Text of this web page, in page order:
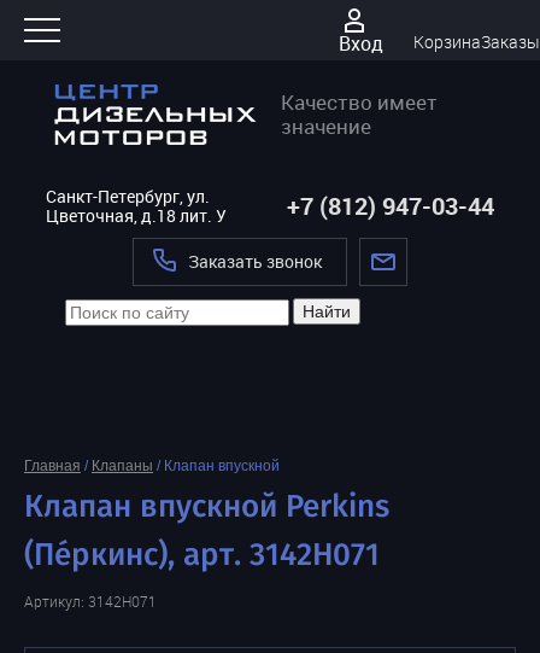
Вход КорзинаЗаказы
Качество имеет
значение
Санкт-Петербург, ул.
Цветочная, д.18 лит. У
+7 (812) 947-03-44
Заказать звонок
Найти
Главная / Клапаны / Клапан впускной
Клапан впускной Perkins
(Пе́ркинс), арт. 3142H071
Артикул: 3142H071